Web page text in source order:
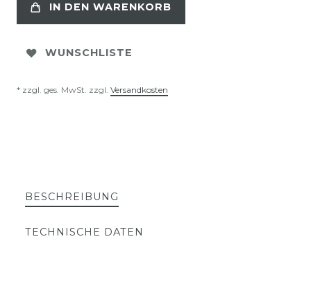
IN DEN WARENKORB
WUNSCHLISTE
* zzgl. ges. MwSt. zzgl. Versandkosten
BESCHREIBUNG
TECHNISCHE DATEN